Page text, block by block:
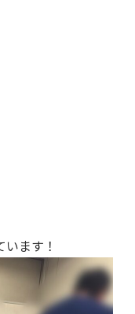
ます！